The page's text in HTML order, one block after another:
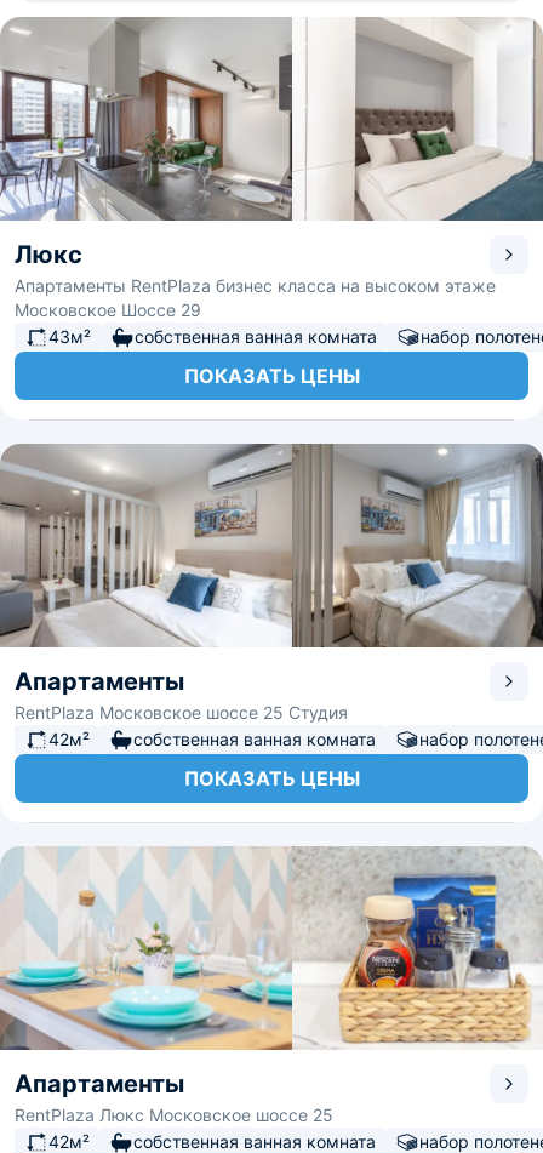
Люкс
Апартаменты RentPlaza бизнес класса на высоком этаже
Московское Шоссе 29
43м²
собственная ванная комната набор
ПОКАЗАТЬ ЦЕНЫ
Апартаменты
RentPlaza Московское шоссе 25 Студия
42м²
собственная ванная комната набор
ПОКАЗАТЬ ЦЕНЫ
Апартаменты
RentPlaza Люкс Московское шоссе 25
42м²
собственная ванная комната набор